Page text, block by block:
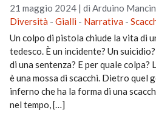
21 maggio 2024 |di Arduino
Diversità -Gialli - Narrativa -
Un colpo di pistola chiude la vita di
tedesco. È un incidente? Un
di una sentenza? E per quale colpa?
è una mossa di scacchi. Dietro quel
inferno che ha la forma di una
nel tempo, […]